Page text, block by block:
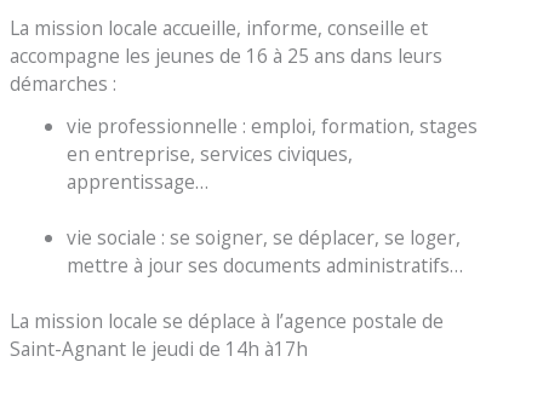
La mission locale accueille, informe, conseille et
accompagne les jeunes de 16 à 25 ans dans leurs
démarches :
vie professionnelle : emploi, formation, stages
en entreprise, services civiques,
apprentissage…
vie sociale : se soigner, se déplacer, se loger,
mettre à jour ses documents administratifs…
La mission locale se déplace à l’agence postale de
Saint-Agnant le jeudi de 14h à17h